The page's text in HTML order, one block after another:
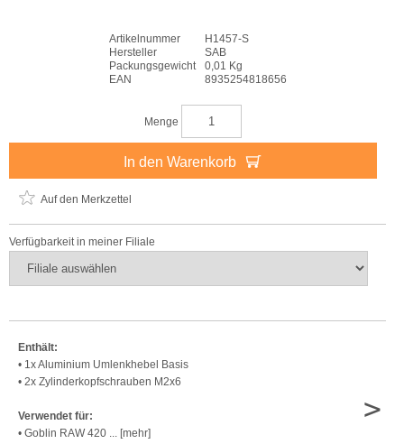
Artikelnummer
H1457-S
Hersteller
SAB
Packungsgewicht
0,01 Kg
EAN
8935254818656
Menge
In den Warenkorb
Auf den Merkzettel
Verfügbarkeit in meiner Filiale
Enthält:
• 1x Aluminium Umlenkhebel Basis
• 2x Zylinderkopfschrauben M2x6
Verwendet für:
• Goblin RAW 420 ... [mehr]
>